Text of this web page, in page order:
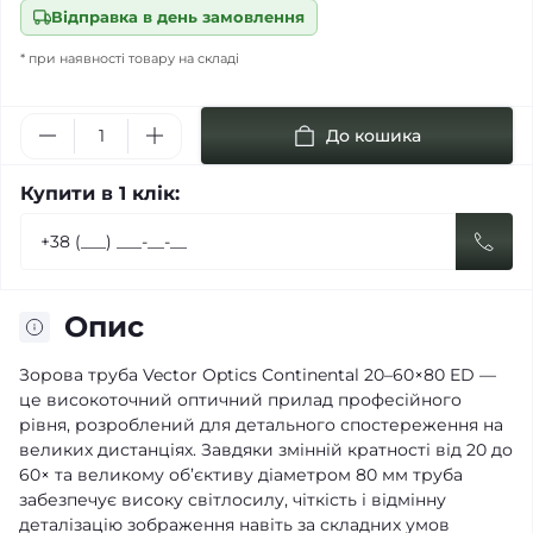
Відправка в день замовлення
* при наявності товару на складі
До кошика
Купити в 1 клік:
Опис
Зорова труба Vector Optics Continental 20–60×80 ED —
це високоточний оптичний прилад професійного
рівня, розроблений для детального спостереження на
великих дистанціях. Завдяки змінній кратності від 20 до
60× та великому об’єктиву діаметром 80 мм труба
забезпечує високу світлосилу, чіткість і відмінну
деталізацію зображення навіть за складних умов